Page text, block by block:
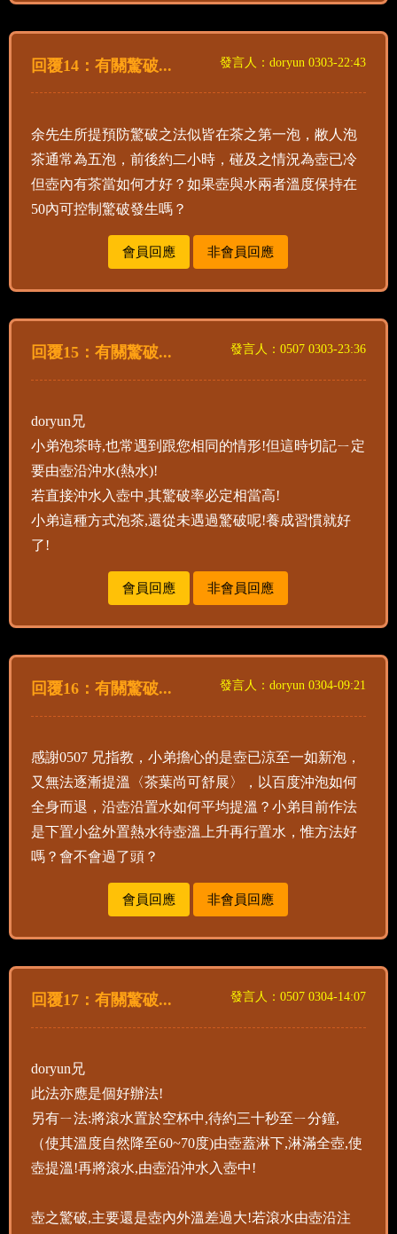
回覆14：有關驚破... 發言人：doryun 0303-22:43
余先生所提預防驚破之法似皆在茶之第一泡，敝人泡
茶通常為五泡，前後約二小時，碰及之情況為壺已冷
但壺內有茶當如何才好？如果壺與水兩者溫度保持在
50內可控制驚破發生嗎？
會員回應 非會員回應
回覆15：有關驚破... 發言人：0507 0303-23:36
doryun兄
小弟泡茶時,也常遇到跟您相同的情形!但這時切記ㄧ定
要由壺沿沖水(熱水)!
若直接沖水入壺中,其驚破率必定相當高!
小弟這種方式泡茶,還從未遇過驚破呢!養成習慣就好
了!
會員回應 非會員回應
回覆16：有關驚破... 發言人：doryun 0304-09:21
感謝0507 兄指教，小弟擔心的是壺已涼至一如新泡，
又無法逐漸提溫〈茶葉尚可舒展〉，以百度沖泡如何
全身而退，沿壺沿置水如何平均提溫？小弟目前作法
是下置小盆外置熱水待壺溫上升再行置水，惟方法好
嗎？會不會過了頭？
會員回應 非會員回應
回覆17：有關驚破... 發言人：0507 0304-14:07
doryun兄
此法亦應是個好辦法!
另有ㄧ法:將滾水置於空杯中,待約三十秒至ㄧ分鐘,
（使其溫度自然降至60~70度)由壺蓋淋下,淋滿全壺,使
壺提溫!再將滾水,由壺沿沖水入壺中!
壺之驚破,主要還是壺內外溫差過大!若滾水由壺沿注